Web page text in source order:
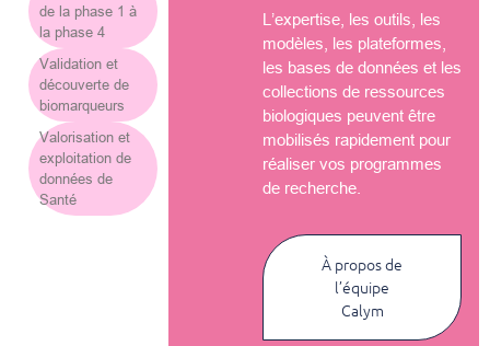
de la phase 1 à
la phase 4
Validation et
découverte de
biomarqueurs
Valorisation et
exploitation de
données de
Santé
L’expertise, les outils, les
modèles, les plateformes,
les bases de données et les
collections de ressources
biologiques peuvent être
mobilisés rapidement pour
réaliser vos programmes
de recherche.
À propos de
l’équipe
Calym